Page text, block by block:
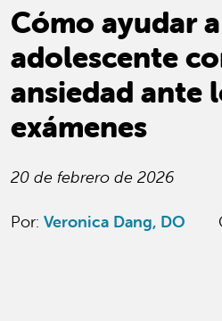
Cómo ayudar
adolescente
ansiedad ante
exámenes
20 de febrero de 2026
Por: Veronica Dang, DO